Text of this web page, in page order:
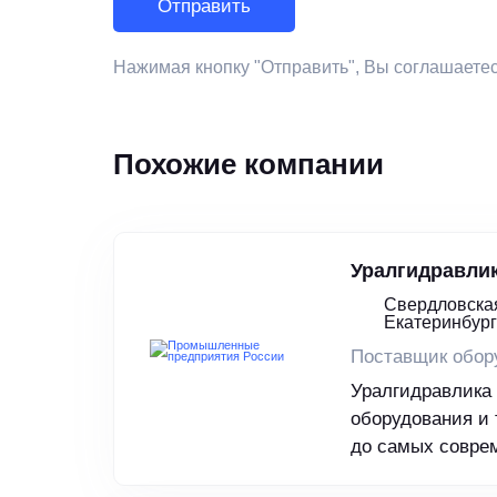
Нажимая кнопку "Отправить", Вы
Похожие компании
Екатеринбург
Поставщик
оборудования и
до самых